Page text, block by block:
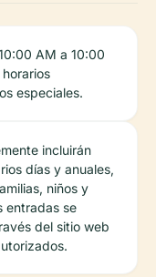
AM a 10:00
especiales.
incluirán
días y anuales,
niños y
entradas se
del sitio web